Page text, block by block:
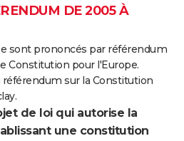
DE 2005 À
sont prononcés par référendum
Constitution pour l'Europe.
référendum sur la Constitution
de loi qui autorise la
une constitution